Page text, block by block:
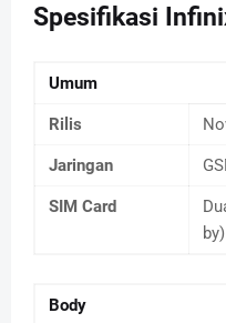
Spesifikasi
Umum
Rilis
Jaringan
SIM Card
by)
Body